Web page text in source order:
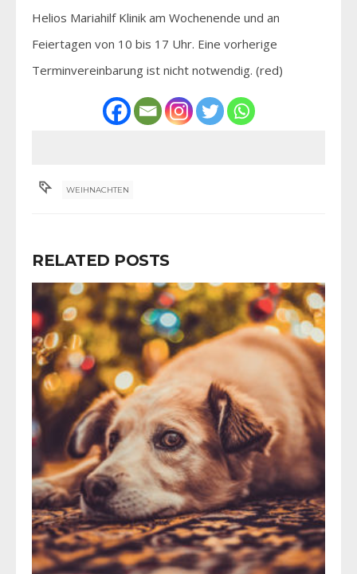
Helios Mariahilf Klinik am Wochenende und an
Feiertagen von 10 bis 17 Uhr. Eine vorherige
Terminvereinbarung ist nicht notwendig. (red)
WEIHNACHTEN
RELATED POSTS